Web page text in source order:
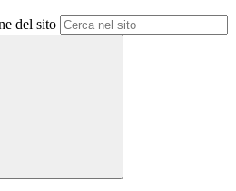
del sito